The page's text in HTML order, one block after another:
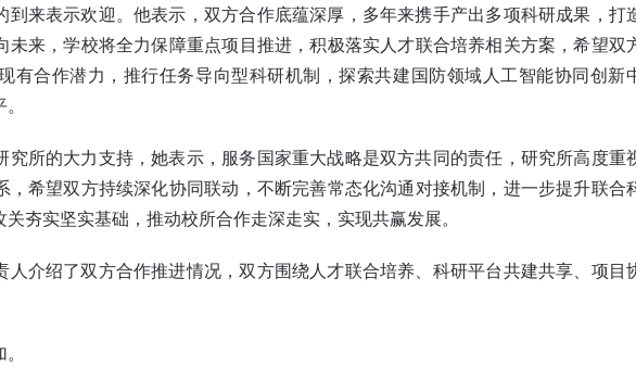
到来表示欢迎。他表示，双方合作底蕴深厚，多年来携手产出多项科研成果，打
未来，学校将全力保障重点项目推进，积极落实人才联合培养相关方案，希望双
有合作潜力，推行任务导向型科研机制，探索共建国防领域人工智能协同创新
究所的大力支持，她表示，服务国家重大战略是双方共同的责任，研究所高度重
，希望双方持续深化协同联动，不断完善常态化沟通对接机制，进一步提升联合
夯实坚实基础，推动校所合作走深走实，实现共赢发展。
人介绍了双方合作推进情况，双方围绕人才联合培养、科研平台共建共享、项目